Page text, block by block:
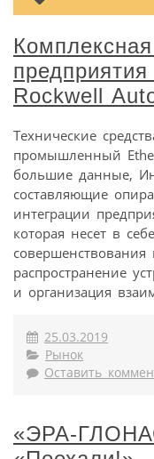
Rockwell
Технические
промышленный
большие данные,
составляющие
интеграции
которая несет в
распространение
и организация
25.03.2019
Рынок
Оставить
«ЭРА-